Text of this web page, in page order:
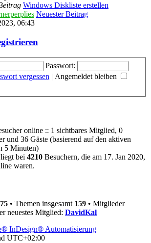
Windows Diskliste erstellen
Neuester Beitrag
06:43
Passwort:
vergessen | Angemeldet bleiben
online :: 1 sichtbares Mitglied, 0
und 36 Gäste (basierend auf den aktiven
5 Minuten)
bei 4210 Besuchern, die am 17. Jan 2020,
waren.
• Themen insgesamt 159 • Mitglieder
neuestes Mitglied: DavidKal
InDesign® Automatisierung
UTC+02:00